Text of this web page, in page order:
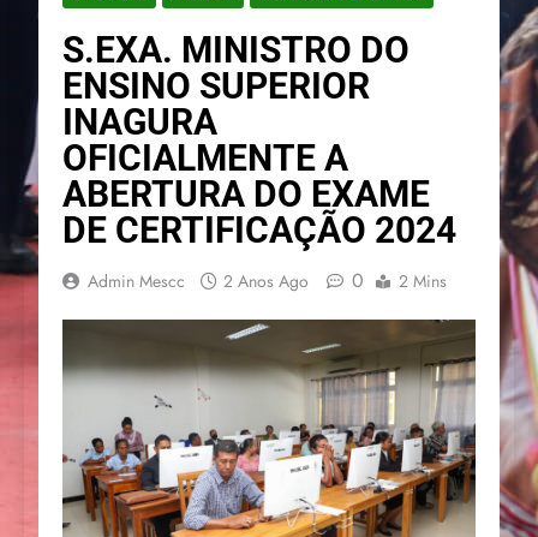
S.EXA. MINISTRO DO
ENSINO SUPERIOR
INAGURA
OFICIALMENTE A
ABERTURA DO EXAME
DE CERTIFICAÇÃO 2024
Admin Mescc 2 Anos Ago 0 2 Mins